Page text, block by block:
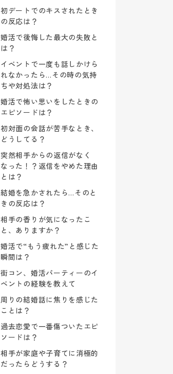
初デートでのキスされたとき
の反応は？
婚活で後悔した最大の失敗と
は？
イベントで一度も話しかけら
れなかったら…その時の気持
ちや対処法は？
婚活で怖い思いをしたときの
エピソードは？
初対面の会話が苦手なとき、
どうしてる？
突然相手からの返信がなく
なった！？返信をやめた理由
とは？
結婚を急かされたら…そのと
きの反応は？
相手の香りが気になったこ
と、ありますか？
婚活で“もう疲れた”と感じた
瞬間は？
街コン、婚活パーティーのイ
ベントの経験を教えて
周りの結婚話に焦りを感じた
ことは？
過去恋愛で一番傷ついたエピ
ソードは？
相手が家庭や子育てに消極的
だったらどうする？